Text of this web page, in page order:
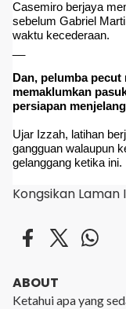
Casemiro berjaya
sebelum Gabriel
waktu kecederaan.
Dan, pelumba
memaklumkan
persiapan
Ujar Izzah, latihan
gangguan walaupun
gelanggang ketika ini.
Kongsikan Laman
ABOUT
Ketahui apa yang